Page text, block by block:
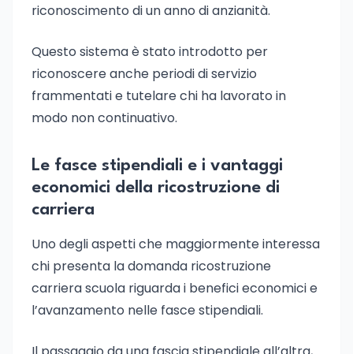
riconoscimento di un anno di anzianità.
Questo sistema è stato introdotto per
riconoscere anche periodi di servizio
frammentati e tutelare chi ha lavorato in
modo non continuativo.
Le fasce stipendiali e i vantaggi
economici della ricostruzione di
carriera
Uno degli aspetti che maggiormente interessa
chi presenta la domanda ricostruzione
carriera scuola riguarda i benefici economici e
l’avanzamento nelle fasce stipendiali.